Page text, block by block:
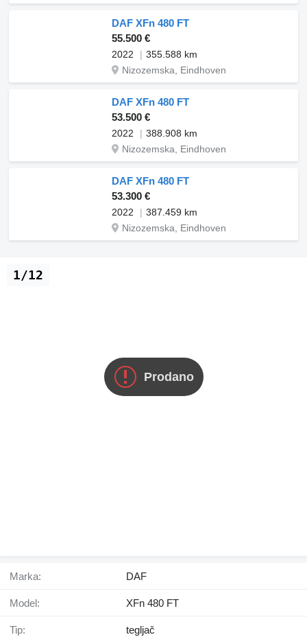
DAF XFn 480 FT
55.500 €
2022
355.588 km
Nizozemska, Eindhoven
DAF XFn 480 FT
53.500 €
2022
388.908 km
Nizozemska, Eindhoven
DAF XFn 480 FT
53.300 €
2022
387.459 km
Nizozemska, Eindhoven
Prodano
1/12
Marka: DAF
Model: XFn 480 FT
Tip: tegljač